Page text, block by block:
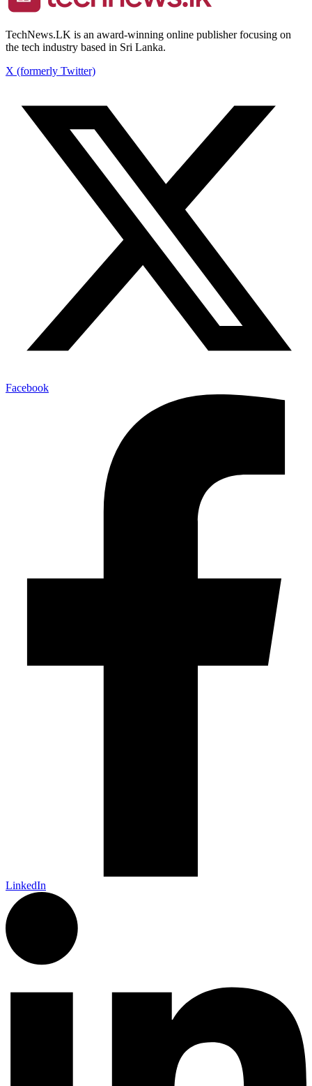
TechNews.LK is an award-winning online publisher focusing on
the tech industry based in Sri Lanka.
X (formerly Twitter)
Facebook
LinkedIn